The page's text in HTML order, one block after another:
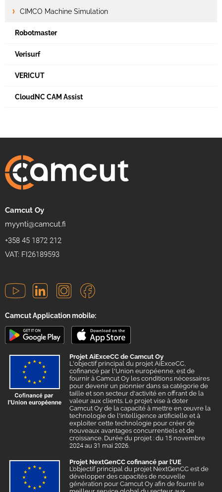
CIMCO Machine Simulation
Robotmaster
Verisurf
VERICUT
CloudNC CAM Assist
Camcut Oy
myynti@camcut.fi
+358 45 1872 212
VAT: FI26189593
Camcut Application mobile:
Projet AiExceCC de Camcut Oy
L'objectif principal du projet AiExceCC,
cofinancé par l'Union européenne, est de
fournir à Camcut Oy les conditions nécessaires
pour devenir un pionnier dans sa catégorie de
taille et son secteur d'activité en offrant de la
valeur aux clients. Le projet vise à doter
Camcut Oy de la capacité à mettre en œuvre la
technologie de l'intelligence artificielle et à
exploiter cette technologie pour créer de
nouveaux avantages concurrentiels et de
croissance. Durée du projet : du 15 novembre
2024 au 31 mai 2026.
Projet NextGenCC cofinancé par l’UE
L’objectif principal du projet NextGenCC est de
développer des capacités de nouvelle
génération pour Camcut Oy afin de fournir le